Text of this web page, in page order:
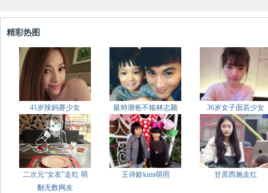
精彩热图
41岁辣妈赛少女 最帅潮爸不输林志颖 36岁女子面若少女
二次元“女友”走红 萌
翻无数网友
王诗龄kimi萌照 甘蔗西施走红